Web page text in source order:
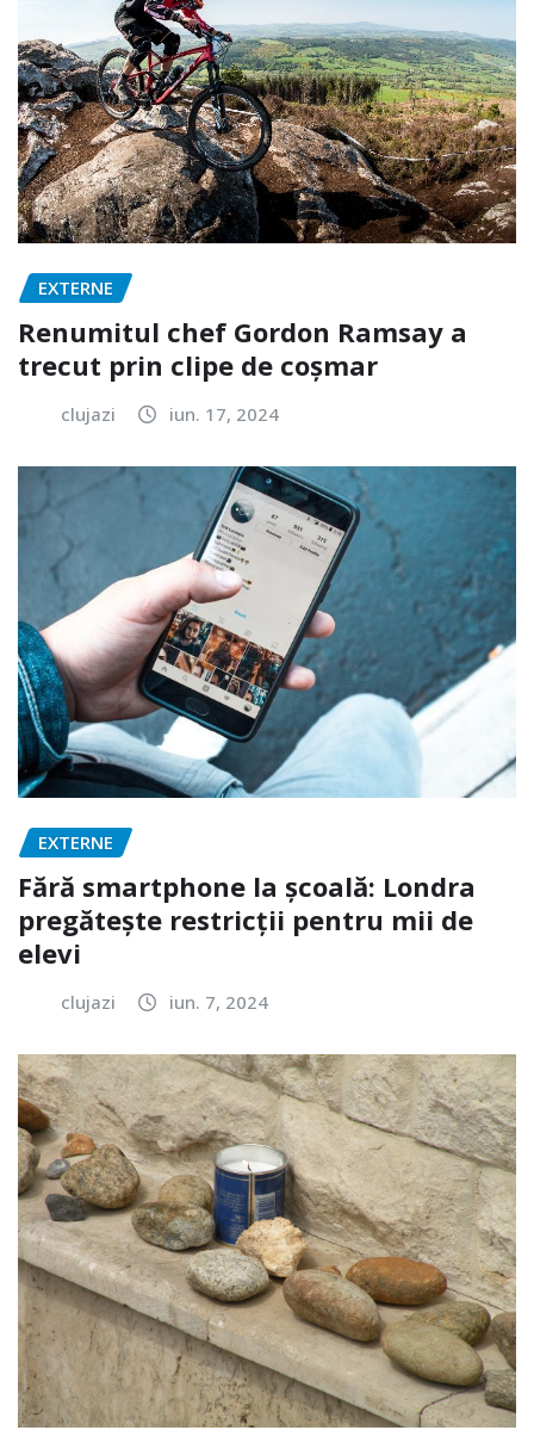
EXTERNE
Renumitul chef Gordon Ramsay a
trecut prin clipe de coșmar
clujazi iun. 17, 2024
EXTERNE
Fără smartphone la școală: Londra
pregătește restricții pentru mii de
elevi
clujazi iun. 7, 2024